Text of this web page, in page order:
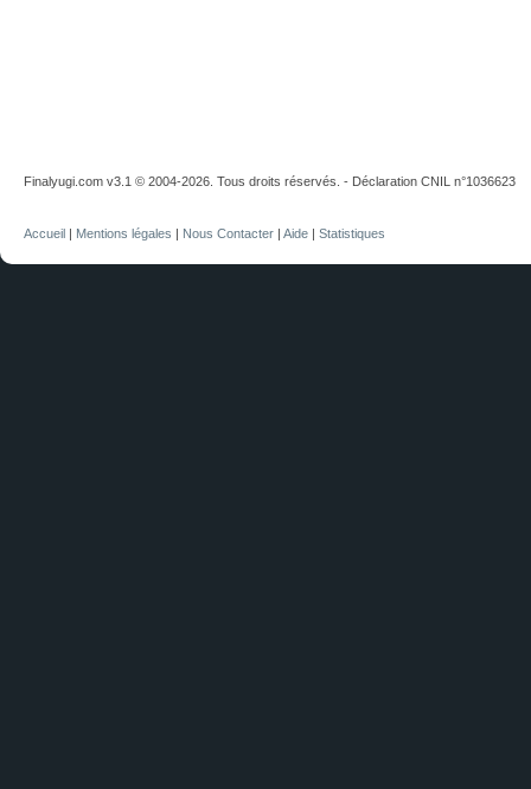
Finalyugi.com v3.1 © 2004-2026. Tous droits réservés. - Déclaration CNIL n°1036623
Accueil | Mentions légales | Nous Contacter | Aide | Statistiques